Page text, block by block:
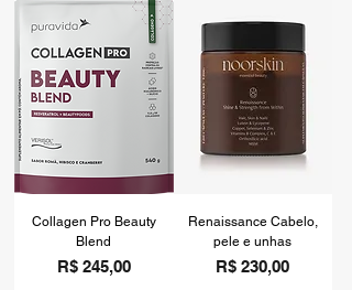
Collagen Pro Beauty
Blend
Preço
R$ 245,00
Renaissance Cabelo,
pele e unhas
Preço
R$ 230,00